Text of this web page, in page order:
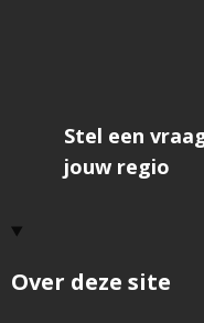
Over deze site
Stel een
jouw regio